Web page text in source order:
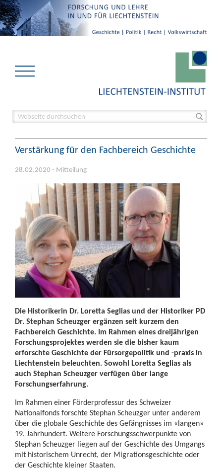
Verstärkung für den Fachbereich Geschichte
28.02.2020 - Mitteilung
Die Historikerin Dr. Loretta Seglias und der Historiker PD
Dr. Stephan Scheuzger ergänzen seit kurzem den
Fachbereich Geschichte. Im Rahmen eines dreijährigen
Forschungsprojektes werden sie die bisher kaum
erforschte Geschichte der Fürsorgepolitik und -praxis in
Liechtenstein beleuchten. Sowohl Loretta Seglias als
auch Stephan Scheuzger verfügen über lange
Forschungserfahrung.
Im Rahmen einer Förderprofessur des Schweizer
Nationalfonds forschte Stephan Scheuzger unter anderem
über die globale Geschichte des Gefängnisses im «langen»
19. Jahrhundert. Weitere Forschungsschwerpunkte von
Stephan Scheuzger liegen auf der Geschichte des Umgangs
mit historischem Unrecht, der Migrationsgeschichte oder
der Geschichte kleiner Staaten.